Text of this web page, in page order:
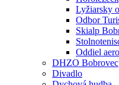
Lyžiarsky
Odbor
Skialp
Oddiel
DHZO Bobrovec
Divadlo